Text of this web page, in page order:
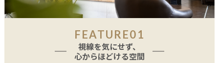
FEATURE01
視線を気にせず、
心からほどける空間